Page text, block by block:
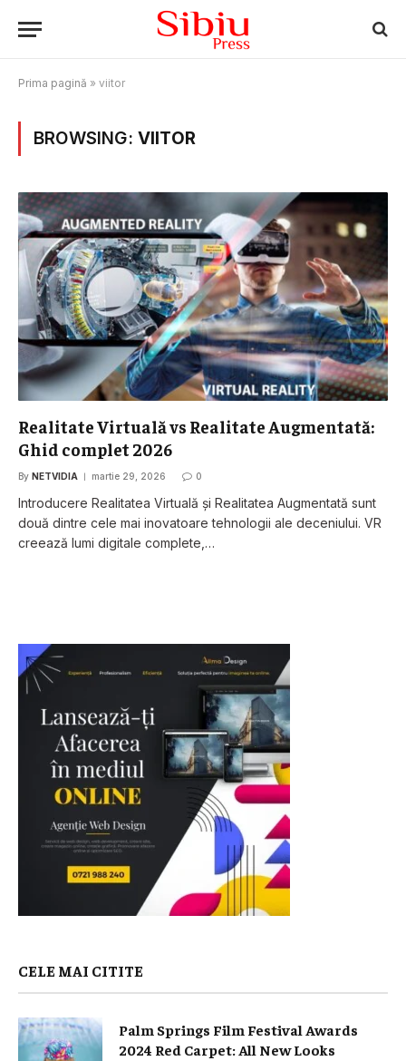
Prima pagină » viitor
BROWSING: VIITOR
Realitate Virtuală vs Realitate Augmentată:
Ghid complet 2026
By NETVIDIA martie 29, 2026 0
Introducere Realitatea Virtuală și Realitatea Augmentată sunt
două dintre cele mai inovatoare tehnologii ale deceniului. VR
creează lumi digitale complete,…
CELE MAI CITITE
Palm Springs Film Festival Awards
2024 Red Carpet: All New Looks